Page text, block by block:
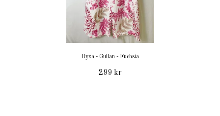
Byxa - Gullan - Fuchsia
299 kr